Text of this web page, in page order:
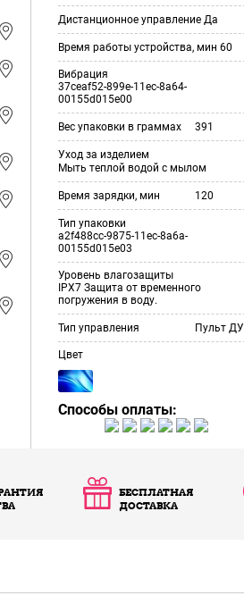
Дистанционное управление Да
Время работы устройства, мин 60
Вибрация
37ceaf52-899e-11ec-8a64-
00155d015e00
Вес упаковки в граммах 391
Уход за изделием
Мыть теплой водой с мылом
Время зарядки, мин 120
Тип упаковки
a2f488cc-9875-11ec-8a6a-
00155d015e03
Уровень влагозащиты
IPX7 Защита от временного
погружения в воду.
Тип управления Пульт ДУ
Цвет
Способы оплаты:
БЕСПЛАТНАЯ
ДОСТАВКА